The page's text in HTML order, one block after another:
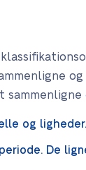
og ligheder.
De